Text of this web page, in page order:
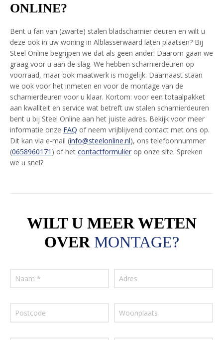
ONLINE?
Bent u fan van (zwarte) stalen bladscharnier deuren en wilt u
deze ook in uw woning in Alblasserwaard laten plaatsen? Bij
Steel Online begrijpen we dat als geen ander! Daarom gaan we
graag voor u aan de slag. We hebben scharnierdeuren op
voorraad, maar ook maatwerk is mogelijk. Daarnaast staan
we ook voor het inmeten en voor de montage van de
scharnierdeuren voor u klaar. Kortom: voor een totaalpakket
aan kwaliteit en service wat betreft uw stalen scharnierdeuren
bent u bij Steel Online aan het juiste adres. Bekijk voor meer
informatie onze FAQ of neem vrijblijvend contact met ons op.
Dit kan via e-mail (info@steelonline.nl), ons telefoonnummer
(0658960171 ) of het contactformulier op onze site. Spreken
we u snel?
WILT U MEER WETEN
OVER MONTAGE?